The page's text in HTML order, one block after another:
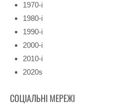
1970-і
1980-і
1990-і
2000-і
2010-і
2020s
СОЦІАЛЬНІ МЕРЕЖІ